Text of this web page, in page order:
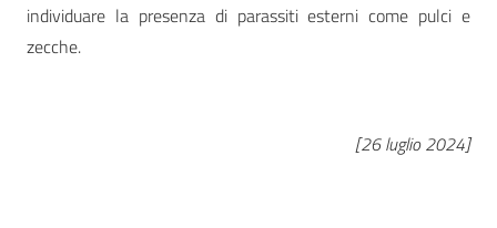
individuare la presenza di parassiti esterni come pulci e
zecche.
[26 luglio 2024]